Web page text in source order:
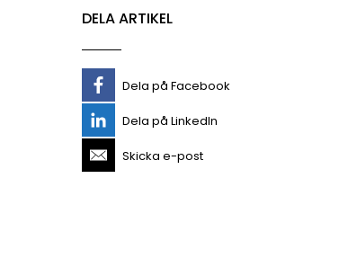
DELA ARTIKEL
Dela på Facebook
Dela på LinkedIn
Skicka e-post